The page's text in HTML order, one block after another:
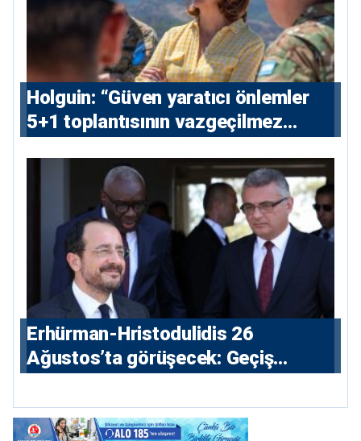
⁠Holguin: “Güven yaratıcı önlemler
5+1 toplantısının vazgeçilmez
Erhürman-Hristodulidis 26
Ağustos’ta görüşecek: Geçiş